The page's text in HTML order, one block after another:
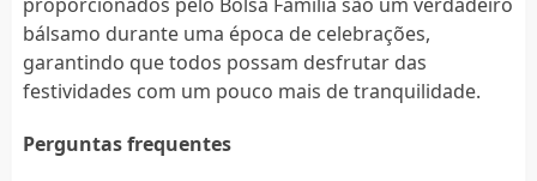
bálsamo durante uma época de celebrações,
garantindo que todos possam desfrutar das
festividades com um pouco mais de tranquilidade.
Perguntas frequentes